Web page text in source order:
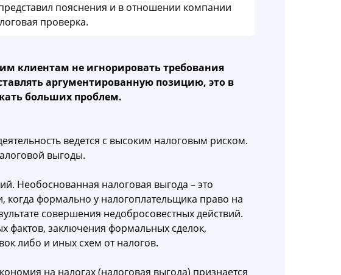
пояснения и в отношении компании
проверка.
клиентам не игнорировать требования
аргументированную позицию, это в
больших проблем.
ведется с высоким налоговым риском.
выгоды.
Необоснованная налоговая выгода – это
когда формально у налогоплательщика право на
совершения недобросовестных действий.
фактов, заключения формальных сделок,
либо и иных схем от налогов.
на налогах (налоговая выгода) признается